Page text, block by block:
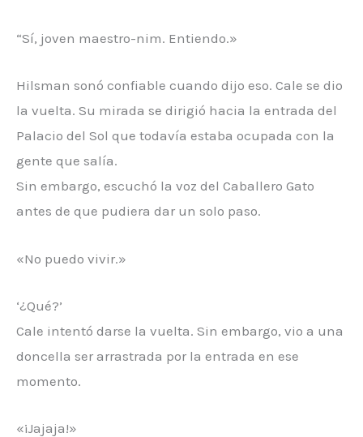
“Sí, joven maestro-nim. Entiendo.»
Hilsman sonó confiable cuando dijo eso. Cale se dio
la vuelta. Su mirada se dirigió hacia la entrada del
Palacio del Sol que todavía estaba ocupada con la
gente que salía.
Sin embargo, escuchó la voz del Caballero Gato
antes de que pudiera dar un solo paso.
«No puedo vivir.»
‘¿Qué?’
Cale intentó darse la vuelta. Sin embargo, vio a una
doncella ser arrastrada por la entrada en ese
momento.
«¡Jajaja!»